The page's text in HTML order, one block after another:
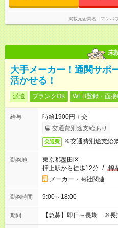
掲載元企業名 マンパ
未
大手メーカー！通関サポ
活かせる！
派遣 ブランクOK WEB登録・面
給与
時給1900円＋交
交通費別途支給あり
交通費 ※交通費別途支給(
勤務地
東京都墨田区
押上駅から徒歩12分 / 錦
メーカー・商社関連
勤務時間 9:00～18:00
期間 【急募】即日～長期 ※